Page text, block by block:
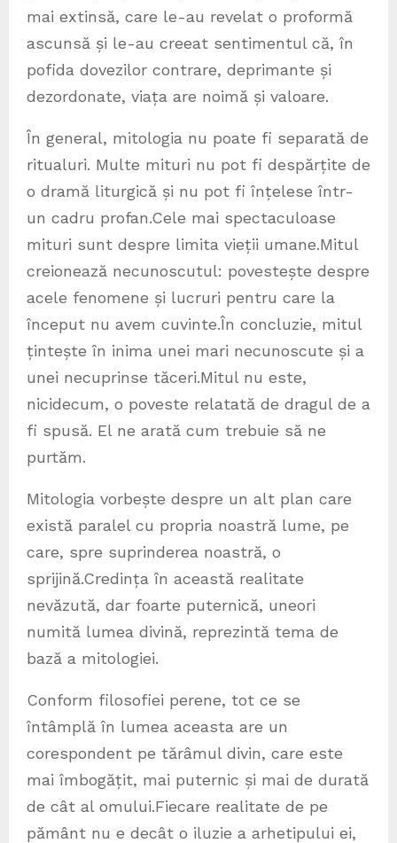
mai extinsă, care le-au revelat o proformă
ascunsă și le-au creeat sentimentul că, în
pofida dovezilor contrare, deprimante și
dezordonate, viața are noimă și valoare.
În general, mitologia nu poate fi separată de
ritualuri. Multe mituri nu pot fi despărțite de
o dramă liturgică și nu pot fi înțelese într-
un cadru profan.Cele mai spectaculoase
mituri sunt despre limita vieții umane.Mitul
creionează necunoscutul: povestește despre
acele fenomene și lucruri pentru care la
început nu avem cuvinte.În concluzie, mitul
țintește în inima unei mari necunoscute și a
unei necuprinse tăceri.Mitul nu este,
nicidecum, o poveste relatată de dragul de a
fi spusă. El ne arată cum trebuie să ne
purtăm.
Mitologia vorbește despre un alt plan care
există paralel cu propria noastră lume, pe
care, spre suprinderea noastră, o
sprijină.Credința în această realitate
nevăzută, dar foarte puternică, uneori
numită lumea divină, reprezintă tema de
bază a mitologiei.
Conform filosofiei perene, tot ce se
întâmplă în lumea aceasta are un
corespondent pe tărâmul divin, care este
mai îmbogățit, mai puternic și mai de durată
de cât al omului.Fiecare realitate de pe
pământ nu e decât o iluzie a arhetipului ei,